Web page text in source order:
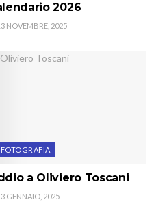
2026
NOVEMBRE, 2025
FOTOGRAFIA
a Oliviero Toscani
GENNAIO, 2025